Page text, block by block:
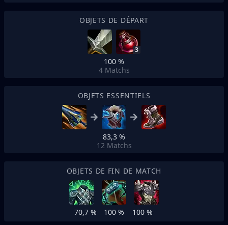
OBJETS DE DÉPART
3
100 %
4 Matchs
OBJETS ESSENTIELS
83,3 %
12 Matchs
OBJETS DE FIN DE MATCH
70,7 % 100 % 100 %